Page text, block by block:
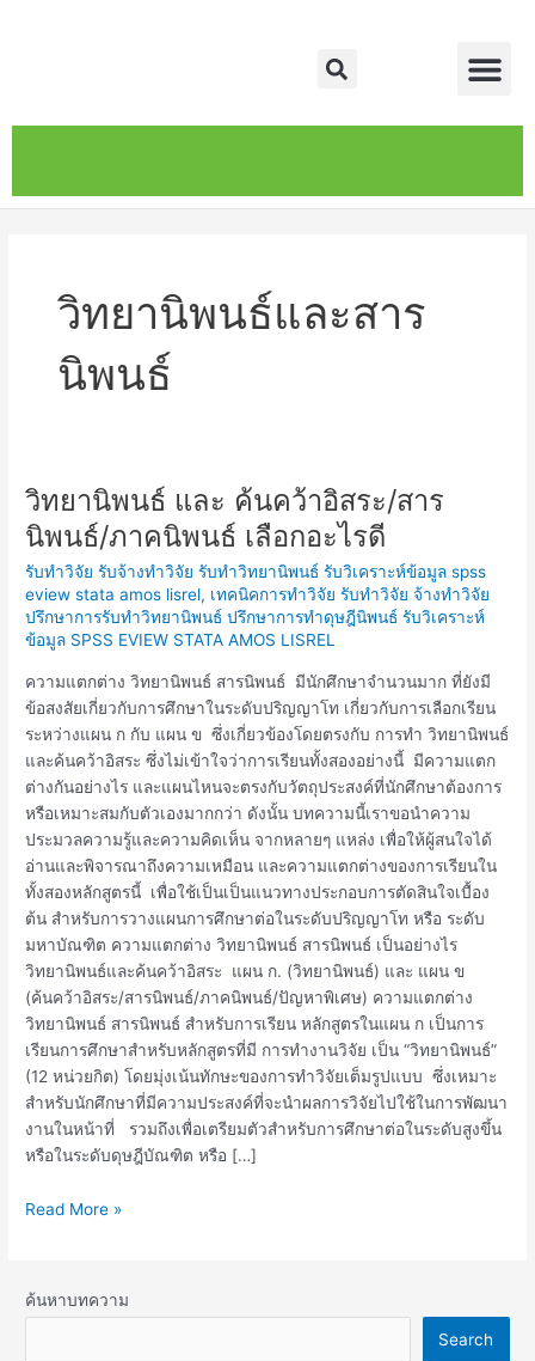
Search
วิทยานิพนธ์และสาร
นิพนธ์
วิทยานิพนธ์ และ ค้นคว้าอิสระ/สาร
นิพนธ์/ภาคนิพนธ์ เลือกอะไรดี
รับทำวิจัย รับจ้างทำวิจัย รับทำวิทยานิพนธ์ รับวิเคราะห์ข้อมูล spss
eview stata amos lisrel, เทคนิคการทำวิจัย รับทำวิจัย จ้างทำวิจัย
ปรึกษาการรับทำวิทยานิพนธ์ ปรึกษาการทำดุษฎีนิพนธ์ รับวิเคราะห์
ข้อมูล SPSS EVIEW STATA AMOS LISREL
ความแตกต่าง วิทยานิพนธ์ สารนิพนธ์ มีนักศึกษาจำนวนมาก ที่ยังมี
ข้อสงสัยเกี่ยวกับการศึกษาในระดับปริญญาโท เกี่ยวกับการเลือกเรียน
ระหว่างแผน ก กับ แผน ข ซึ่งเกี่ยวข้องโดยตรงกับ การทำ วิทยานิพนธ์
และค้นคว้าอิสระ ซึ่งไม่เข้าใจว่าการเรียนทั้งสองอย่างนี้ มีความแตก
ต่างกันอย่างไร และแผนไหนจะตรงกับวัตถุประสงค์ที่นักศึกษาต้องการ
หรือเหมาะสมกับตัวเองมากกว่า ดังนั้น บทความนี้เราขอนำความ
ประมวลความรู้และความคิดเห็น จากหลายๆ แหล่ง เพื่อให้ผู้สนใจได้
อ่านและพิจารณาถึงความเหมือน และความแตกต่างของการเรียนใน
ทั้งสองหลักสูตรนี้ เพื่อใช้เป็นเป็นแนวทางประกอบการตัดสินใจเบื้อง
ต้น สำหรับการวางแผนการศึกษาต่อในระดับปริญญาโท หรือ ระดับ
มหาบัณฑิต ความแตกต่าง วิทยานิพนธ์ สารนิพนธ์ เป็นอย่างไร
วิทยานิพนธ์และค้นคว้าอิสระ แผน ก. (วิทยานิพนธ์) และ แผน ข
(ค้นคว้าอิสระ/สารนิพนธ์/ภาคนิพนธ์/ปัญหาพิเศษ) ความแตกต่าง
วิทยานิพนธ์ สารนิพนธ์ สำหรับการเรียน หลักสูตรในแผน ก เป็นการ
เรียนการศึกษาสำหรับหลักสูตรที่มี การทำงานวิจัย เป็น “วิทยานิพนธ์”
(12 หน่วยกิต) โดยมุ่งเน้นทักษะของการทำวิจัยเต็มรูปแบบ ซึ่งเหมาะ
สำหรับนักศึกษาที่มีความประสงค์ที่จะนำผลการวิจัยไปใช้ในการพัฒนา
งานในหน้าที่ รวมถึงเพื่อเตรียมตัวสำหรับการศึกษาต่อในระดับสูงขึ้น
หรือในระดับดุษฎีบัณฑิต หรือ […]
วิทยานิพนธ์
และ
ค้นคว้า
อิสระ/
สาร
นิพนธ์/
ภาคนิพนธ์
เลือก
อะไร
ดี
Read More »
ค้นหาบทความ
Search